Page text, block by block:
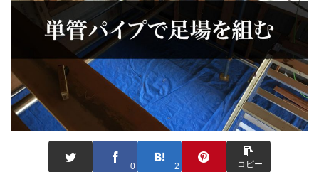
0 2 コピー